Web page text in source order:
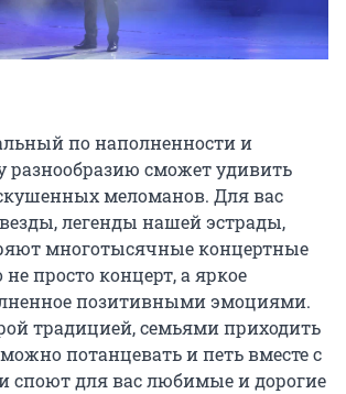
по наполненности и
разнообразию сможет удивить
меломанов. Для вас
легенды нашей эстрады,
многотысячные концертные
просто концерт, а яркое
позитивными эмоциями.
традицией, семьями приходить
потанцевать и петь вместе с
споют для вас любимые и дорогие